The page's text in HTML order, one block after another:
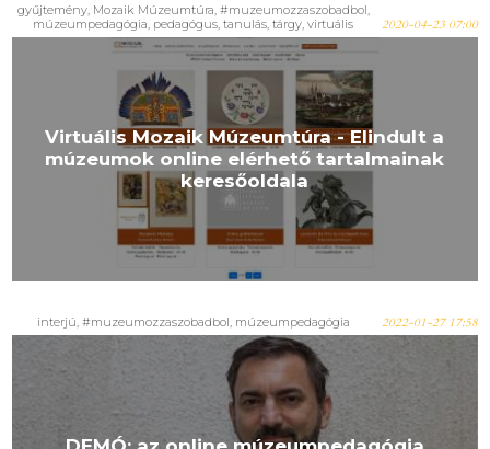
gyűjtemény, Mozaik Múzeumtúra, #muzeumozzaszobadbol,
múzeumpedagógia, pedagógus, tanulás, tárgy, virtuális
2020-04-23 07:00
Virtuális Mozaik Múzeumtúra - Elindult a
múzeumok online elérhető tartalmainak
keresőoldala
interjú, #muzeumozzaszobadbol, múzeumpedagógia 2022-01-27 17:58